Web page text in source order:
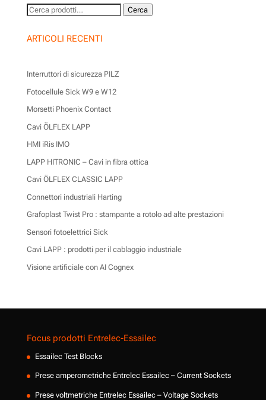
Cerca: Cerca
ARTICOLI RECENTI
Interruttori di sicurezza PILZ
Fotocellule Sick W9 e W12
Morsetti Phoenix Contact
Cavi ÖLFLEX LAPP
HMI iRis IMO
LAPP HITRONIC – Cavi in fibra ottica
Cavi ÖLFLEX CLASSIC LAPP
Connettori industriali Harting
Grafoplast Twist Pro : stampante a rotolo ad alte prestazioni
Sensori fotoelettrici Sick
Cavi LAPP : prodotti per il cablaggio industriale
Visione artificiale con AI Cognex
Focus prodotti Entrelec-Essailec
Essailec Test Blocks
Prese amperometriche Entrelec Essailec – Current Sockets
Prese voltmetriche Entrelec Essailec – Voltage Sockets